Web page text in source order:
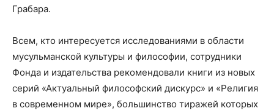
Грабара.
Всем, кто интересуется исследованиями в области
мусульманской культуры и философии, сотрудники
Фонда и издательства рекомендовали книги из новых
серий «Актуальный философский дискурс» и «Религия
в современном мире», большинство тиражей которых